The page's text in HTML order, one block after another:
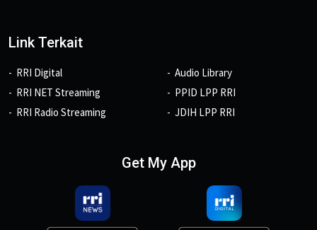
Link Terkait
RRI Digital
RRI NET Streaming
RRI Radio Streaming
Audio Library
PPID LPP RRI
JDIH LPP RRI
Get My App